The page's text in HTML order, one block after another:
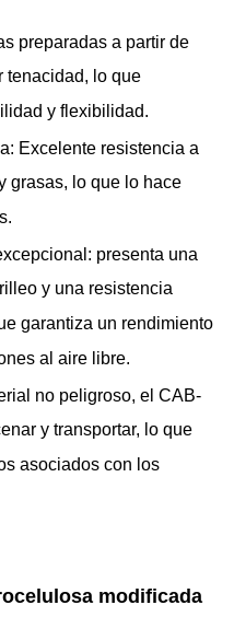
preparadas a partir de
tenacidad, lo que
y flexibilidad.
Excelente resistencia a
grasas, lo que lo hace
presenta una
y una resistencia
garantiza un rendimiento
al aire libre.
no peligroso, el CAB-
y transportar, lo que
asociados con los
modificada